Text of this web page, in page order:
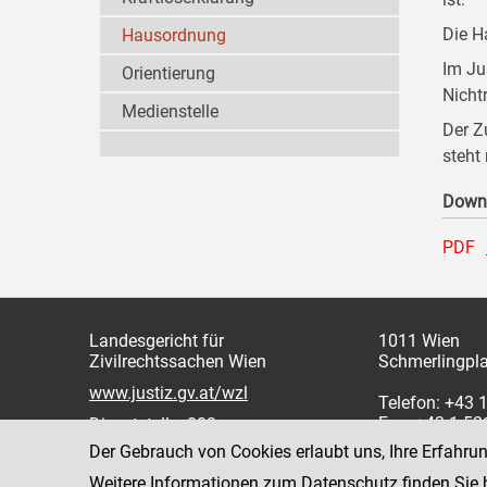
Die
Im
Der
steht
PDF
Hausordnung
Orientierung
Medienstelle
Landesgericht für
Zivilrechtssachen Wien
www.justiz.gv.at/wzl
Dienststelle: 003
1011 Wien
Telefon: +43
Fax: +43 1
Der Gebrauch von Cookies erlaubt uns, Ihre